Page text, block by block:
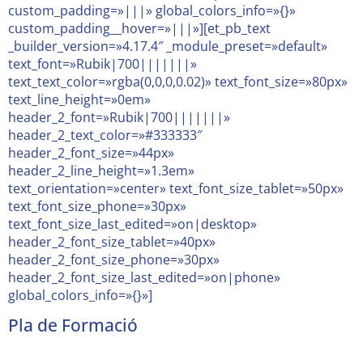
custom_padding=»|||» global_colors_info=»{}»
custom_padding__hover=»|||»][et_pb_text
_builder_version=»4.17.4″ _module_preset=»default»
text_font=»Rubik|700|||||||»
text_text_color=»rgba(0,0,0,0.02)» text_font_size=»80px»
text_line_height=»0em»
header_2_font=»Rubik|700|||||||»
header_2_text_color=»#333333″
header_2_font_size=»44px»
header_2_line_height=»1.3em»
text_orientation=»center» text_font_size_tablet=»50px»
text_font_size_phone=»30px»
text_font_size_last_edited=»on|desktop»
header_2_font_size_tablet=»40px»
header_2_font_size_phone=»30px»
header_2_font_size_last_edited=»on|phone»
global_colors_info=»{}»]
Pla de Formació